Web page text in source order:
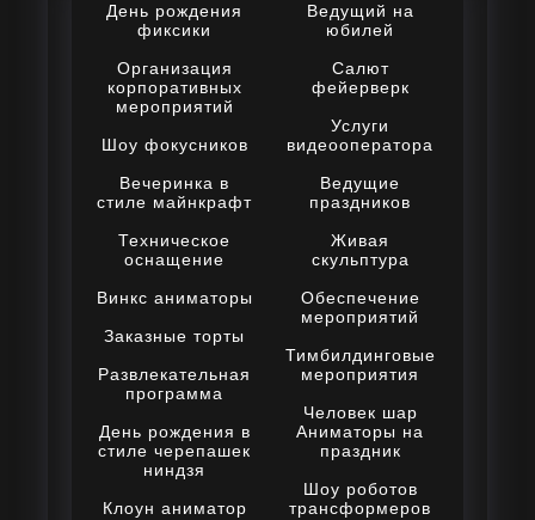
День рождения
фиксики
Организация
корпоративных
мероприятий
Шоу фокусников
Вечеринка в
стиле майнкрафт
Техническое
оснащение
Винкс аниматоры
Заказные торты
Развлекательная
программа
Ведущий на
юбилей
Салют
фейерверк
Услуги
видеооператора
Ведущие
праздников
Живая
скульптура
Обеспечение
мероприятий
Тимбилдинговые
мероприятия
Человек шар
День рождения в
стиле черепашек
ниндзя
Клоун аниматор
Аниматоры на
праздник
Шоу роботов
трансформеров